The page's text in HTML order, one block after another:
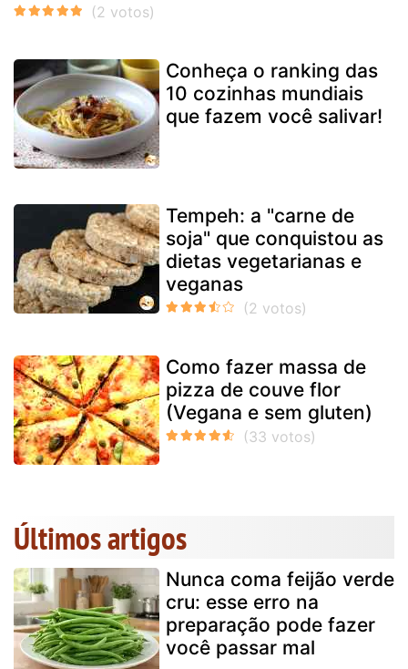
Conheça o ranking das
10 cozinhas mundiais
que fazem você salivar!
Tempeh: a "carne de
soja" que conquistou as
dietas vegetarianas e
veganas
Como fazer massa de
pizza de couve flor
(Vegana e sem gluten)
Últimos artigos
Nunca coma feijão verde
cru: esse erro na
preparação pode fazer
você passar mal